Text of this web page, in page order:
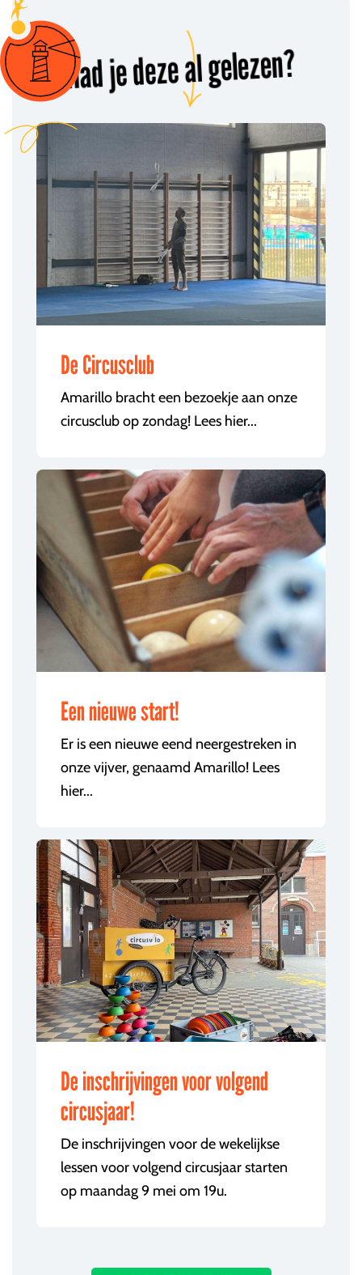
Had je deze al gelezen?
De Circusclub
Amarillo bracht een bezoekje aan onze
circusclub op zondag! Lees hier...
Een nieuwe start!
Er is een nieuwe eend neergestreken in
onze vijver, genaamd Amarillo! Lees
hier...
De inschrijvingen voor volgend
circusjaar!
De inschrijvingen voor de wekelijkse
lessen voor volgend circusjaar starten
op maandag 9 mei om 19u.